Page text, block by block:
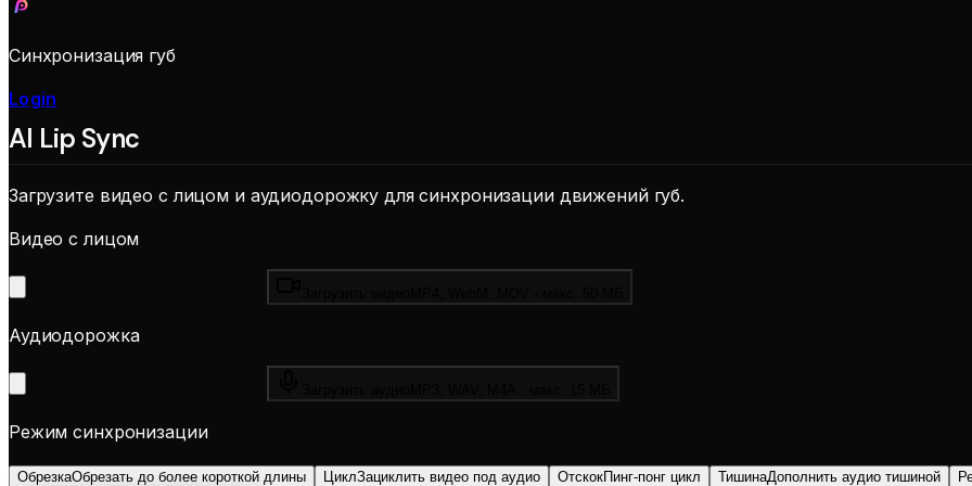
Синхронизация губ
Login
AI Lip Sync
Загрузите видео с лицом и аудиодорожку для синхронизации движений губ.
Видео с лицом
Аудиодорожка
Режим синхронизации
ОбрезкаОбрезать до более короткой длины ЦиклЗациклить видео под аудио ОтскокПинг-понг цикл ТишинаДополнить аудио тишиной